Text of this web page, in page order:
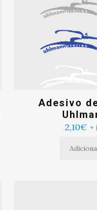
Adesivo
2,10€ +